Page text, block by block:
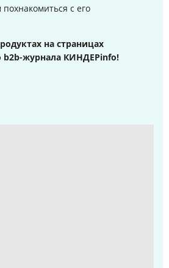
с его
на страницах
b2b-журнала КИНДЕРinfo!